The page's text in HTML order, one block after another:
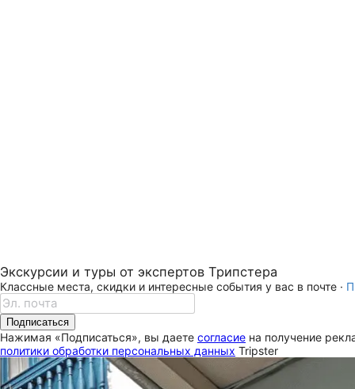
Экскурсии и туры от экспертов Трипстера
Классные места, скидки и интересные события у вас в почте ·
Подписаться
Нажимая «Подписаться», вы даете согласие на получение
политики обработки персональных данных Tripster